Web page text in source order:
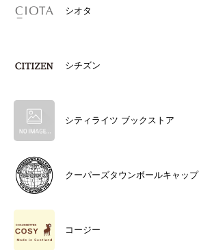
シオタ
シチズン
シティライツ ブックストア
クーパーズタウンボールキャップ
コージー